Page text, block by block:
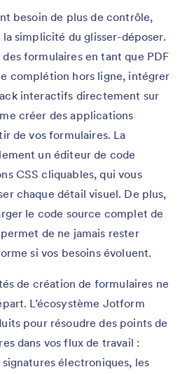
besoin de plus de contrôle,
simplicité du glisser-déposer.
formulaires en tant que PDF
complétion hors ligne, intégrer
interactifs directement sur
créer des applications
de vos formulaires. La
un éditeur de code
CSS cliquables, qui vous
chaque détail visuel. De plus,
le code source complet de
de ne jamais rester
si vos besoins évoluent.
de création de formulaires ne
L’écosystème Jotform
pour résoudre des points de
dans vos flux de travail :
électroniques, les